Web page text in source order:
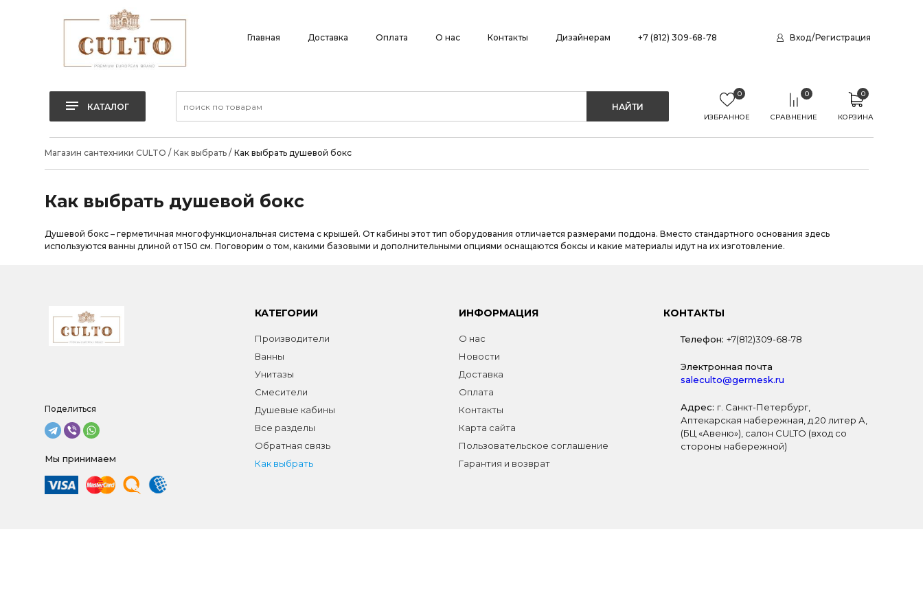
Главная Доставка Оплата О нас Контакты Дизайнерам +7 (812) 309-68-78 Вход/Регистрация
КАТАЛОГ
0
ИЗБРАННОЕ
0
СРАВНЕНИЕ
0
КОРЗИНА
Магазин сантехники CULTO / Как выбрать/ Как выбрать душевой бокс
Как выбрать душевой бокс
Душевой бокс – герметичная многофункциональная система с крышей. От кабины этот тип оборудования отличается размерами поддона. Вместо стандартного основания здесь
используются ванны длиной от 150 см. Поговорим о том, какими базовыми и дополнительными опциями оснащаются боксы и какие материалы идут на их изготовление.
Поделиться
Мы принимаем
КАТЕГОРИИ
Производители
Ванны
Унитазы
Смесители
Душевые кабины
Все разделы
Обратная связь
Как выбрать
ИНФОРМАЦИЯ
О нас
Новости
Доставка
Оплата
Контакты
Карта сайта
Пользовательское соглашение
Гарантия и возврат
КОНТАКТЫ
Телефон: +7(812)309-68-78
Электронная почта
saleculto@germesk.ru
Адрес: г. Санкт-Петербург,
Аптекарская набережная, д.20 литер А,
(БЦ «Авеню»), салон CULTO (вход со
стороны набережной)